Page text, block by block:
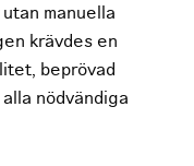
manuella
krävdes en
beprövad
nödvändiga